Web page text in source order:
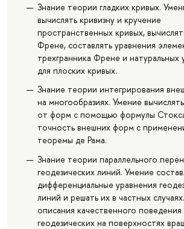
Знание теории гладких кривых.
вычислять кривизну и кручение
пространственных кривых,
Френе, составлять уравнения
трехгранника Френе и натуральных
для плоских кривых.
Знание теории интегрирования
на многообразиях. Умение
от форм с помощью формулы
точность внешних форм с
теоремы де Рама.
Знание теории параллельного
геодезических линий. Умение
дифференциальные уравнения
линий и решать их в частных
описания качественного поведения
геодезических на поверхностях